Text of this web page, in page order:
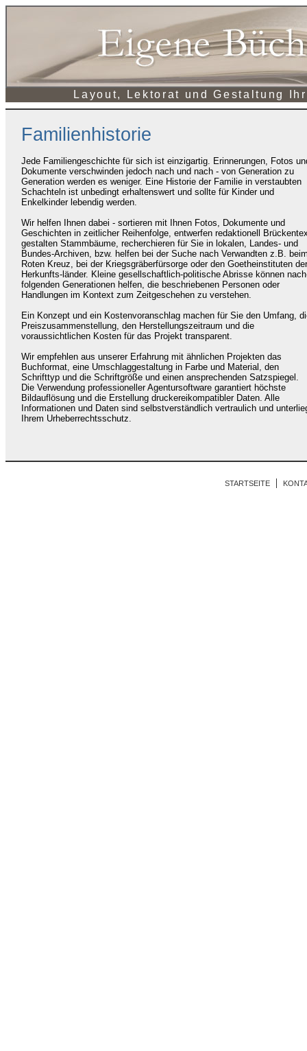
Layout, Lektorat und Gestaltung
Familienhistorie
Jede Familiengeschichte für sich ist einzigartig. Erinnerungen, Fotos
Dokumente verschwinden jedoch nach und nach - von Generation zu
Generation werden es weniger. Eine Historie der Familie in verstaubten
Schachteln ist unbedingt erhaltenswert und sollte für Kinder und
Enkelkinder lebendig werden.
Wir helfen Ihnen dabei - sortieren mit Ihnen Fotos, Dokumente und
Geschichten in zeitlicher Reihenfolge, entwerfen redaktionell
gestalten Stammbäume, recherchieren für Sie in lokalen, Landes- und
Bundes-Archiven, bzw. helfen bei der Suche nach Verwandten z.B.
Roten Kreuz, bei der Kriegsgräberfürsorge oder den Goetheinstituten der
Herkunfts-länder. Kleine gesellschaftlich-politische Abrisse können
folgenden Generationen helfen, die beschriebenen Personen oder
Handlungen im Kontext zum Zeitgeschehen zu verstehen.
Ein Konzept und ein Kostenvoranschlag machen für Sie den Umfang,
Preiszusammenstellung, den Herstellungszeitraum und die
voraussichtlichen Kosten für das Projekt transparent.
Wir empfehlen aus unserer Erfahrung mit ähnlichen Projekten das
Buchformat, eine Umschlaggestaltung in Farbe und Material, den
Schrifttyp und die Schriftgröße und einen ansprechenden Satzspiegel.
Die Verwendung professioneller Agentursoftware garantiert höchste
Bildauflösung und die Erstellung druckereikompatibler Daten. Alle
Informationen und Daten sind selbstverständlich vertraulich und
Ihrem Urheberrechtsschutz.
STARTSEITE |